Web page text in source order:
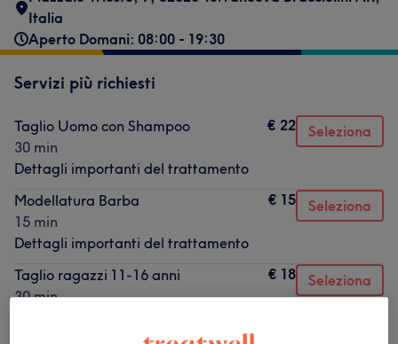
Italia
Aperto Domani: 08:00 - 19:30
Servizi più richiesti
Taglio Uomo con Shampoo
30 min
Dettagli importanti del trattamento
€ 22 Seleziona
Modellatura Barba
15 min
Dettagli importanti del trattamento
€ 15 Seleziona
Taglio ragazzi 11-16 anni
30 min
€ 18 Seleziona